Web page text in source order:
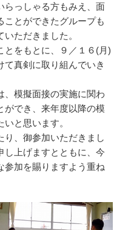
らっしゃる方もみえ、面
ことができたグループも
ただきました。
をもとに、９／１６(月)
真剣に取り組んでいき
模擬面接の実施に関わ
ができ、来年度以降の模
と思います。
、御参加いただきまし
し上げますとともに、今
参加を賜りますよう重ね